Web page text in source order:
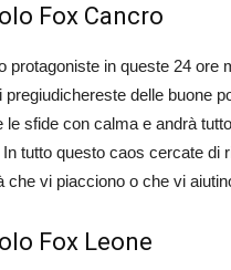
Fox Cancro
protagoniste in queste 24
pregiudichereste delle buone
le sfide con calma e andrà
tutto questo caos cercate
che vi piacciono o che vi
Fox Leone